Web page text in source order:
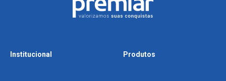
Institucional Produtos